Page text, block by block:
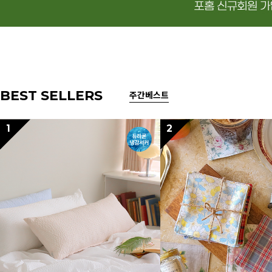
BEST SELLERS 주간베스트
1 2